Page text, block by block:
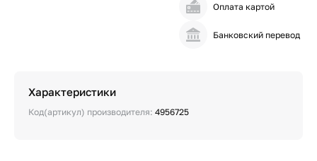
Оплата картой
Банковский перевод
Характеристики
Код(артикул) производителя: 4956725